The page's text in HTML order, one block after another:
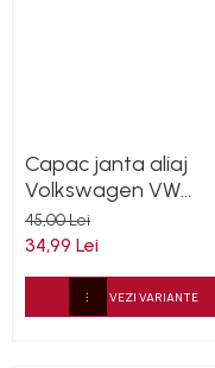
Capac janta aliaj
Volkswagen VW
135mm, pentru janta
Audi 4F0601165N
45,00 Lei
34,99 Lei
VEZI VARIANTE